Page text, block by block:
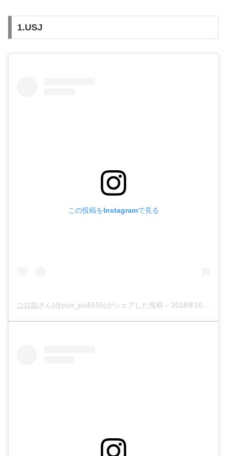
1.USJ
この投稿をInstagramで見る
コロ助さん(@pun_pui5555)がシェアした投稿 – 2018年10月月14日午前6時47分PDT